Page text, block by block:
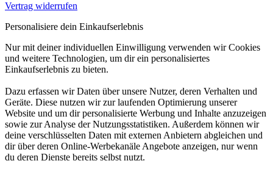
Vertrag widerrufen
Personalisiere dein Einkaufserlebnis
Nur mit deiner individuellen Einwilligung verwenden wir Cookies
und weitere Technologien, um dir ein personalisiertes
Einkaufserlebnis zu bieten.
Dazu erfassen wir Daten über unsere Nutzer, deren Verhalten und
Geräte. Diese nutzen wir zur laufenden Optimierung unserer
Website und um dir personalisierte Werbung und Inhalte anzuzeigen
sowie zur Analyse der Nutzungsstatistiken. Außerdem können wir
deine verschlüsselten Daten mit externen Anbietern abgleichen und
dir über deren Online-Werbekanäle Angebote anzeigen, nur wenn
du deren Dienste bereits selbst nutzt.